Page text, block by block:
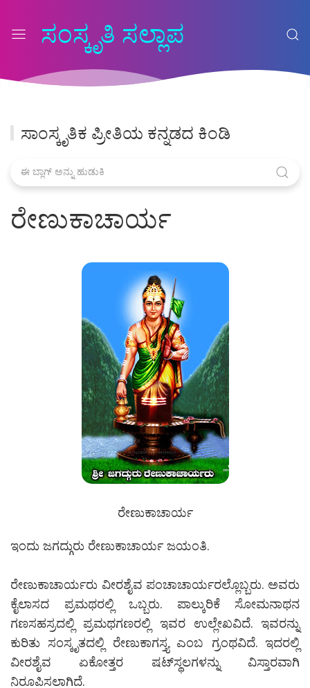
ಸಂಸ್ಕೃತಿ ಸಲ್ಲಾಪ
ಸಾಂಸ್ಕೃತಿಕ ಪ್ರೀತಿಯ ಕನ್ನಡದ ಕಿಂಡಿ
ರೇಣುಕಾಚಾರ್ಯ
ರೇಣುಕಾಚಾರ್ಯ
ಇಂದು ಜಗದ್ಗುರು ರೇಣುಕಾಚಾರ್ಯ ಜಯಂತಿ.
ರೇಣುಕಾಚಾರ್ಯರು ವೀರಶೈವ ಪಂಚಾಚಾರ್ಯರಲ್ಲೊಬ್ಬರು. ಅವರು
ಕೈಲಾಸದ ಪ್ರಮಥರಲ್ಲಿ ಒಬ್ಬರು. ಪಾಲ್ಕುರಿಕೆ ಸೋಮನಾಥನ
ಗಣಸಹಸ್ರದಲ್ಲಿ ಪ್ರಮಥಗಣರಲ್ಲಿ ಇವರ ಉಲ್ಲೇಖವಿದೆ. ಇವರನ್ನು
ಕುರಿತು ಸಂಸ್ಕೃತದಲ್ಲಿ ರೇಣುಕಾಗಸ್ತ್ಯ ಎಂಬ ಗ್ರಂಥವಿದೆ. ಇದರಲ್ಲಿ
ವೀರಶೈವ ಏಕೋತ್ತರ ಷಟ್‍ಸ್ಥಲಗಳನ್ನು ವಿಸ್ತಾರವಾಗಿ
ನಿರೂಪಿಸಲಾಗಿದೆ.